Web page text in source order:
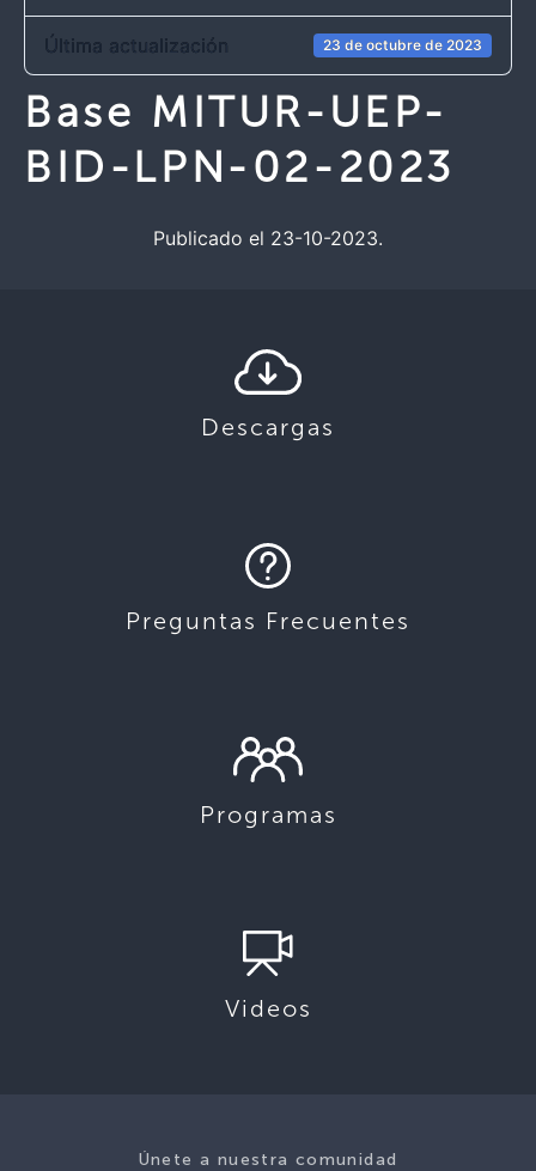
Última actualización 23 de octubre de 2023
Base MITUR-UEP-
BID-LPN-02-2023
Publicado el 23-10-2023.
Descargas
Preguntas Frecuentes
Programas
Videos
Únete a nuestra comunidad